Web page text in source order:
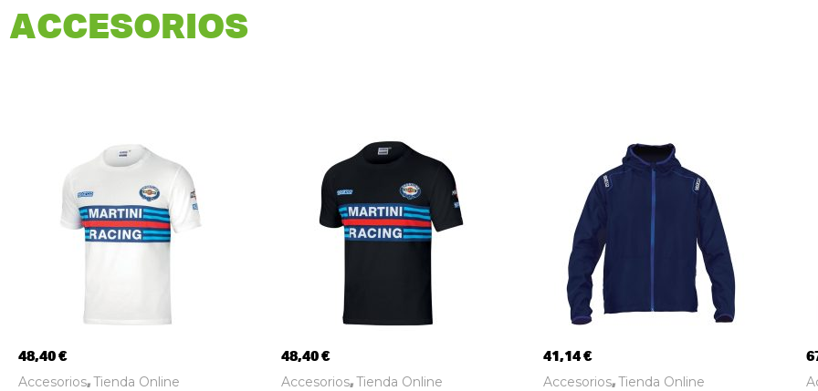
ACCESORIOS
48,40€
Accesorios, Tienda Online
48,40€
Accesorios, Tienda Online
41,14€
Accesorios, Tienda Online